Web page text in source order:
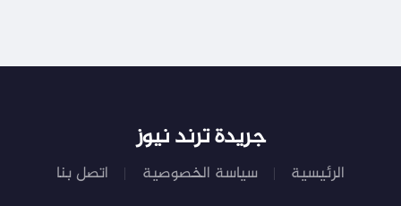
جريدة ترند نيوز
الرئيسية سياسة الخصوصية اتصل بنا